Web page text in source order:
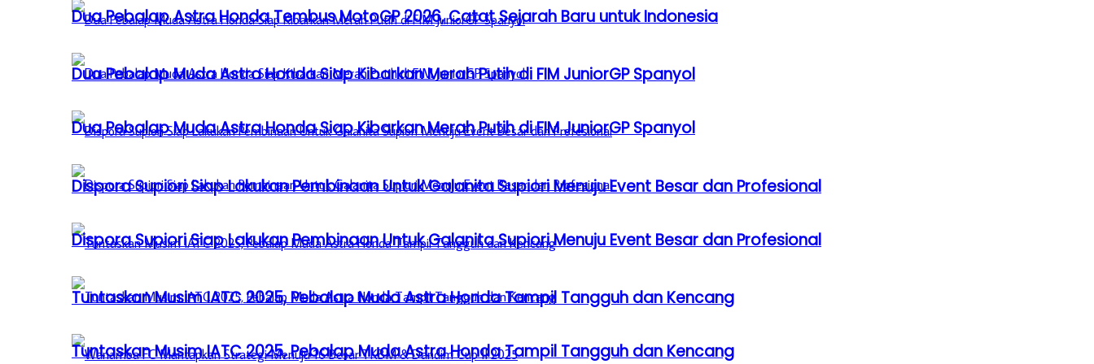
Dua Pebalap Muda Astra Honda Siap Kibarkan Merah Putih di FIM JuniorGP Spanyol
Dispora Supiori Siap Lakukan Pembinaan Untuk Galanita Supiori Menuju Event Besar dan Profesional
Tuntaskan Musim IATC 2025, Pebalap Muda Astra Honda Tampil Tangguh dan Kencang
Dua Pebalap Astra Honda Tembus MotoGP 2026, Catat Sejarah Baru untuk Indonesia
Dua Pebalap Muda Astra Honda Siap Kibarkan Merah Putih di FIM JuniorGP Spanyol
Dispora Supiori Siap Lakukan Pembinaan Untuk Galanita Supiori Menuju Event Besar dan Profesional
Tuntaskan Musim IATC 2025, Pebalap Muda Astra Honda Tampil Tangguh dan Kencang